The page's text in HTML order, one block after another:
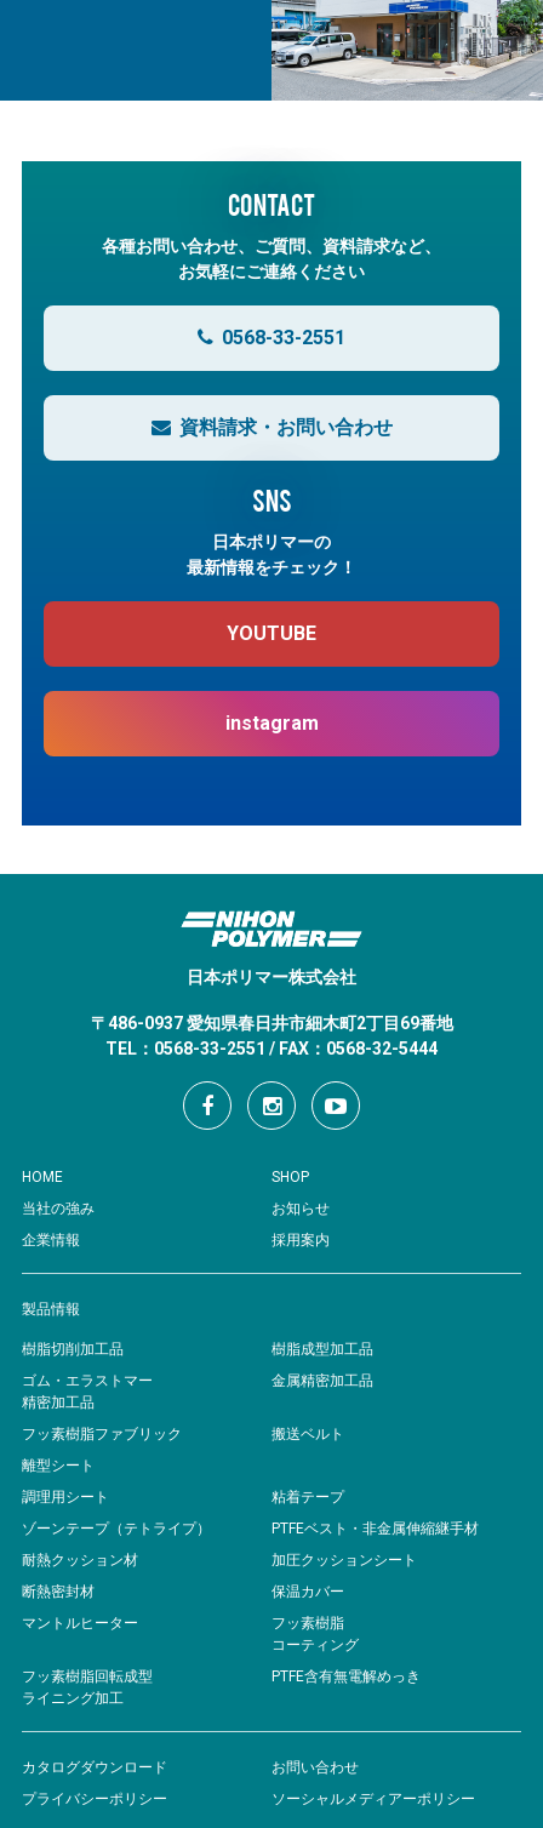
CONTACT
各種お問い合わせ、ご質問、資料請求など、
お気軽にご連絡ください
0568-33-2551
資料請求・お問い合わせ
SNS
日本ポリマーの
最新情報をチェック！
YOUTUBE
instagram
日本ポリマー株式会社
〒486-0937 愛知県春日井市細木町2丁目69番地
TEL：0568-33-2551 / FAX：0568-32-5444
HOME
SHOP
当社の強み
お知らせ
企業情報
採用案内
製品情報
樹脂切削加工品
樹脂成型加工品
ゴム・エラストマー
精密加工品
金属精密加工品
フッ素樹脂ファブリック
搬送ベルト
離型シート
調理用シート
粘着テープ
ゾーンテープ（テトライプ）
PTFEベスト・非金属伸縮継手材
耐熱クッション材
加圧クッションシート
断熱密封材
保温カバー
マントルヒーター
フッ素樹脂
コーティング
フッ素樹脂回転成型
ライニング加工
PTFE含有無電解めっき
カタログダウンロード
お問い合わせ
プライバシーポリシー
ソーシャルメディアーポリシー